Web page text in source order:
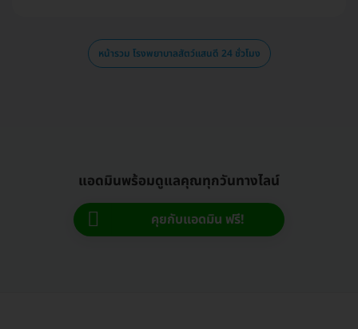
หน้ารวม โรงพยาบาลสัตว์แสนดี 24 ชั่วโมง
แอดมินพร้อมดูแลคุณทุกวันทางไลน์
คุยกับแอดมิน ฟรี!